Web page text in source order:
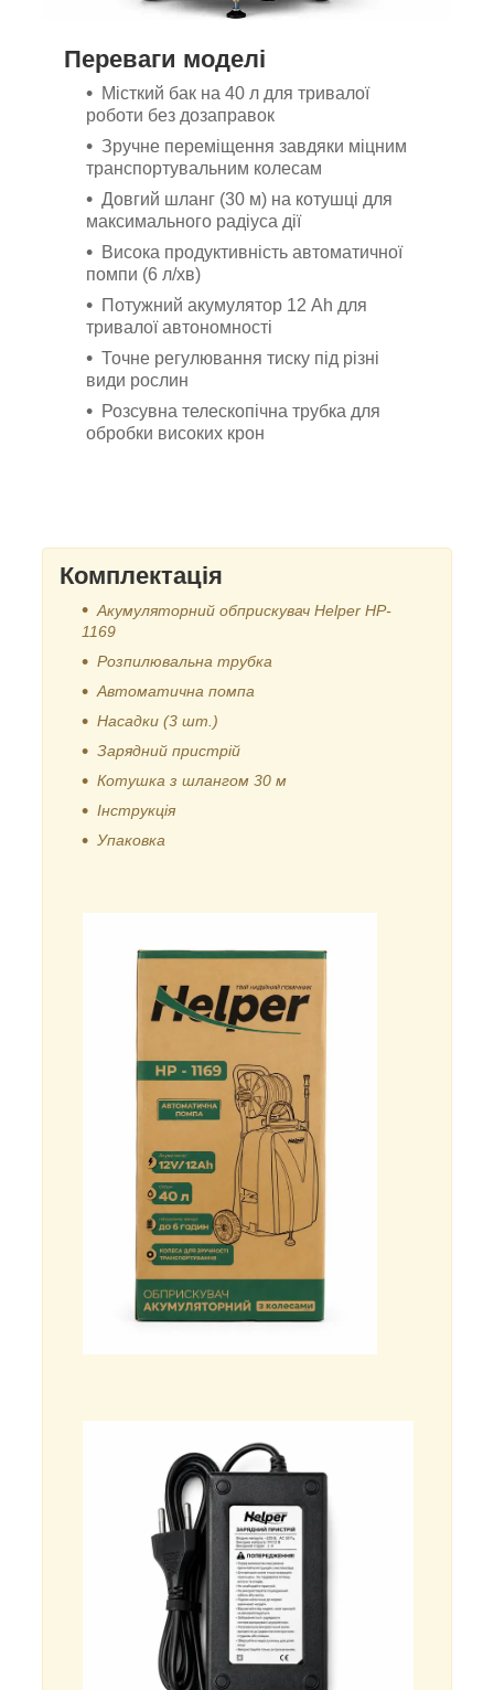
Переваги моделі
Місткий бак на 40 л для тривалої
роботи без дозаправок
Зручне переміщення завдяки міцним
транспортувальним колесам
Довгий шланг (30 м) на котушці для
максимального радіуса дії
Висока продуктивність автоматичної
помпи (6 л/хв)
Потужний акумулятор 12 Ah для
тривалої автономності
Точне регулювання тиску під різні
види рослин
Розсувна телескопічна трубка для
обробки високих крон
Комплектація
Акумуляторний обприскувач Helper HP-
1169
Розпилювальна трубка
Автоматична помпа
Насадки (3 шт.)
Зарядний пристрій
Котушка з шлангом 30 м
Інструкція
Упаковка